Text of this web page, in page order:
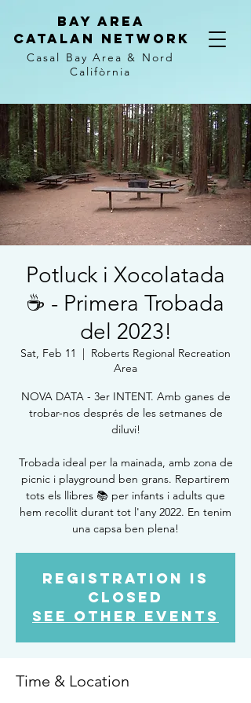
Bay Area
Catalan Network
Casal Bay Area & Nord
Califòrnia
Potluck i Xocolatada
☕ - Primera Trobada
del 2023!
Sat, Feb 11
  |
Roberts Regional Recreation
Area
NOVA DATA - 3er INTENT. Amb ganes de
trobar-nos després de les setmanes de
diluvi!
Trobada ideal per la mainada, amb zona de
picnic i playground ben grans. Repartirem
tots els llibres 📚 per infants i adults que
hem recollit durant tot l'any 2022. En tenim
una capsa ben plena!
Registration is
Closed
See other events
Time & Location